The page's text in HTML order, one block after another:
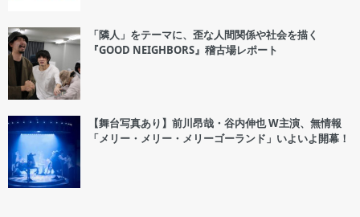
「隣人」をテーマに、歪な人間関係や社会を描く
『GOOD NEIGHBORS』稽古場レポート
【舞台写真あり】前川昂哉・谷内伸也 W主演、無情報
「メリー・メリー・メリーゴーランド」いよいよ開幕！